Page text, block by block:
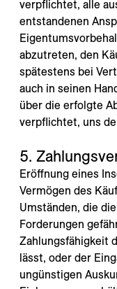
verpflichtet, alle
entstandenen
abzutreten, den
spätestens bei
auch in seinen
über die erfolgte
verpflichtet, uns
5.
Eröffnung eines
Vermögen des
Umständen, die
Forderungen
Zahlungsfähigkeit
lässt, oder der
ungünstigen